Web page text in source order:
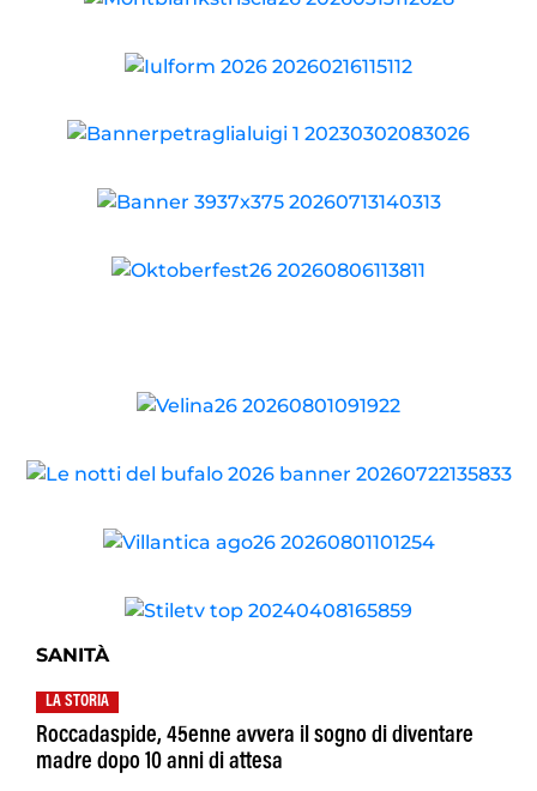
SANITÀ
LA STORIA
Roccadaspide, 45enne avvera il sogno di diventare
madre dopo 10 anni di attesa